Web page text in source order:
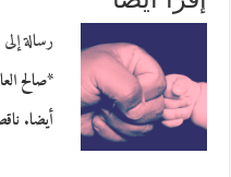
رسالة
أيضا.